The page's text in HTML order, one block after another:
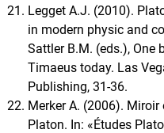
Legget A.J. (2010).
in modern physic and
Sattler B.M. (eds.), One
Timaeus today. Las
Publishing, 31-36.
Merker A. (2006).
Platon. In: «Études